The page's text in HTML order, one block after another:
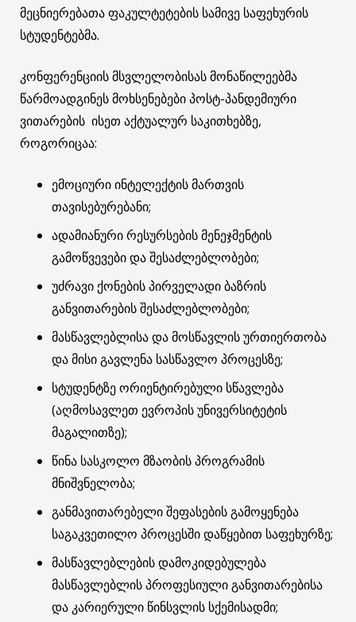
მეცნიერებათა ფაკულტეტების სამივე საფეხურის
სტუდენტებმა.
კონფერენციის მსვლელობისას მონაწილეებმა
წარმოადგინეს მოხსენებები პოსტ-პანდემიური
ვითარების ისეთ აქტუალურ საკითხებზე,
როგორიცაა:
ემოციური ინტელექტის მართვის
თავისებურებანი;
ადამიანური რესურსების მენეჯმენტის
გამოწვევები და შესაძლებლობები;
უძრავი ქონების პირველადი ბაზრის
განვითარების შესაძლებლობები;
მასწავლებლისა და მოსწავლის ურთიერთობა
და მისი გავლენა სასწავლო პროცესზე;
სტუდენტზე ორიენტირებული სწავლება
(აღმოსავლეთ ევროპის უნივერსიტეტის
მაგალითზე);
წინა სასკოლო მზაობის პროგრამის
მნიშვნელობა;
განმავითარებელი შეფასების გამოყენება
საგაკვეთილო პროცესში დაწყებით საფეხურზე;
მასწავლებლების დამოკიდებულება
მასწავლებლის პროფესიული განვითარებისა
და კარიერული წინსვლის სქემისადმი;